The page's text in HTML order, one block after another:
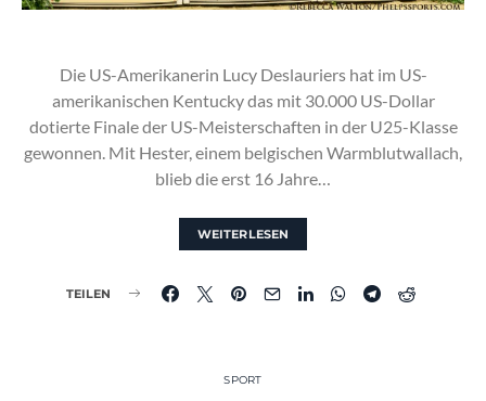
Die US-Amerikanerin Lucy Deslauriers hat im US-
amerikanischen Kentucky das mit 30.000 US-Dollar
dotierte Finale der US-Meisterschaften in der U25-Klasse
gewonnen. Mit Hester, einem belgischen Warmblutwallach,
blieb die erst 16 Jahre…
WEITERLESEN
TEILEN
SPORT